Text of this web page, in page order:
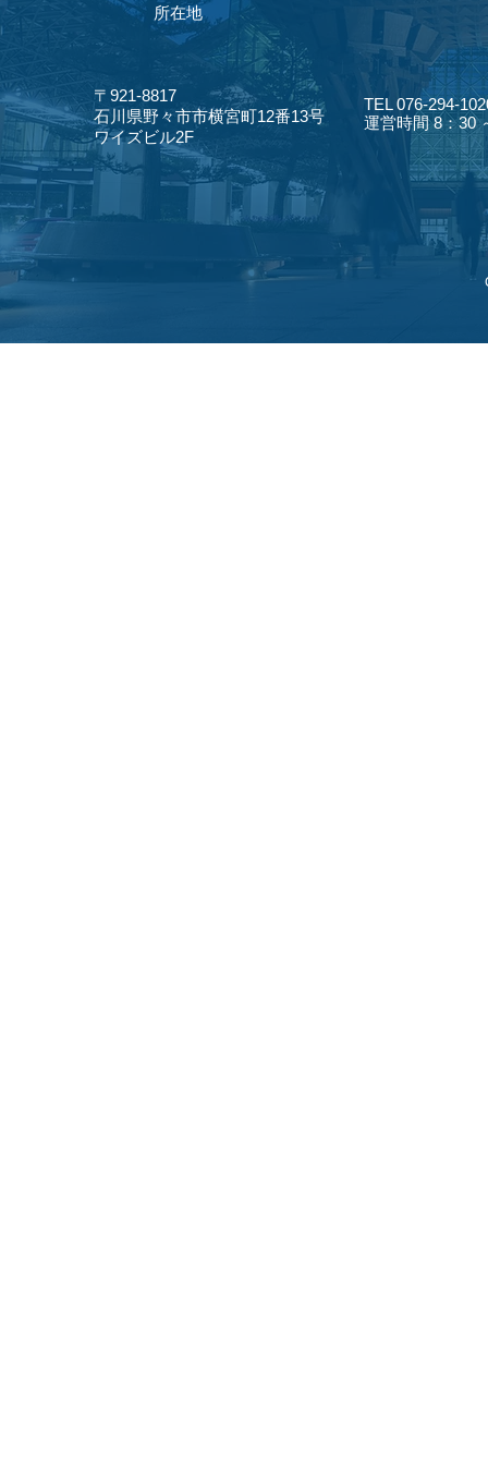
​所在地
〒921-8817
​石川県野々市市横宮町12番13号
​ワイズビル2F
TEL 076-294-
運営時間 8：30